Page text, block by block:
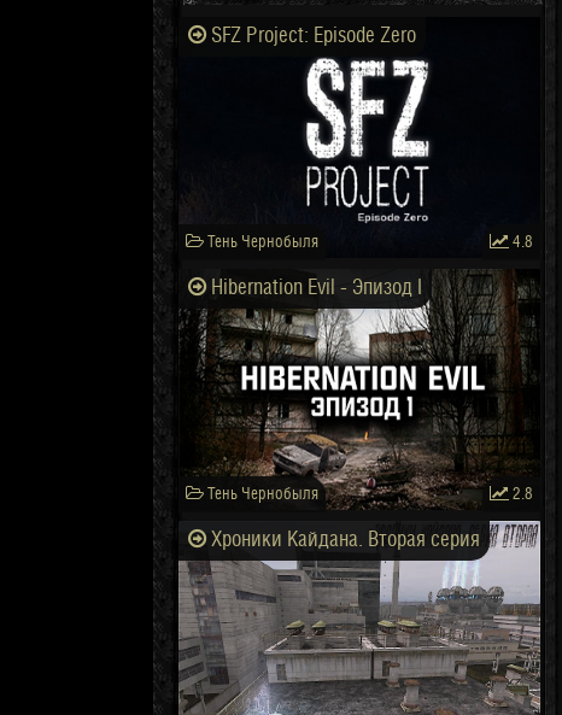
SFZ Project: Episode Zero
Тень Чернобыля 4.8
Hibernation Evil - Эпизод I
Тень Чернобыля 2.8
Хроники Кайдана. Вторая серия